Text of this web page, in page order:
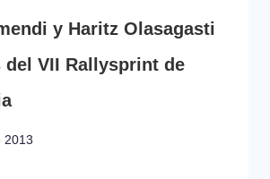
y Haritz Olasagasti
del VII Rallysprint de
2013